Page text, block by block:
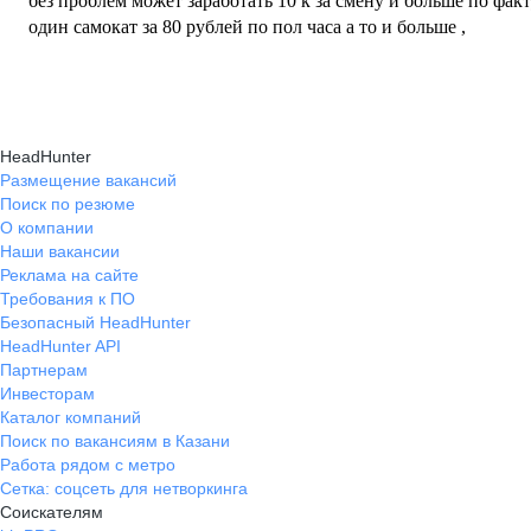
один самокат за 80 рублей по пол часа а то и больше ,
HeadHunter
Размещение вакансий
Поиск по резюме
О компании
Наши вакансии
Реклама на сайте
Требования к ПО
Безопасный HeadHunter
HeadHunter API
Партнерам
Инвесторам
Каталог компаний
Поиск по вакансиям в Казани
Работа рядом с метро
Сетка: соцсеть для нетворкинга
Соискателям